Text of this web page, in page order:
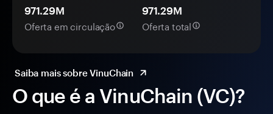
O que é a VinuChain (VC)?
971.29M
Oferta em circulação
971.29M
Oferta total
Saiba mais sobre VinuChain